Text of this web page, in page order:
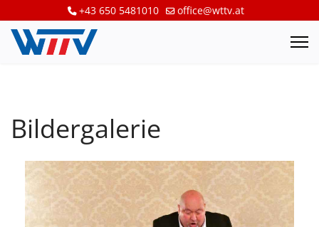
+43 650 5481010 office@wttv.at
Bildergalerie